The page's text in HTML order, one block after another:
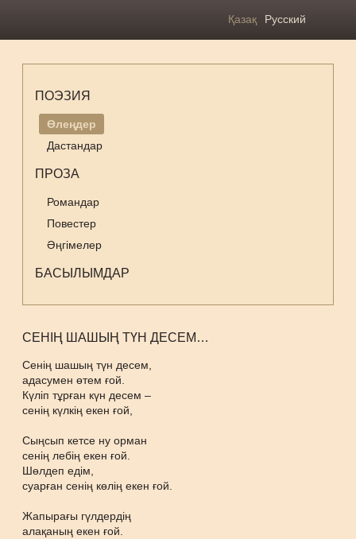
Қазақ Русский
ПОЭЗИЯ
Өлеңдер
Дастандар
ПРОЗА
Романдар
Повестер
Әңгімелер
БАСЫЛЫМДАР
СЕНІҢ ШАШЫҢ ТҮН ДЕСЕМ…
Сенің шашың түн десем,
адасумен өтем ғой.
Күліп тұрған күн десем –
сенің күлкің екен ғой,
Сыңсып кетсе ну орман
сенің лебің екен ғой.
Шөлдеп едім,
суарған сенің көлің екен ғой.
Жапырағы гүлдердің
алақаның екен ғой.